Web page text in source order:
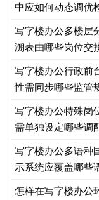
中应如何动态调优
写字楼办公多楼层
溯表由哪些岗位交
写字楼办公行政前
性需同步哪些监管
写字楼办公特殊岗
需单独设定哪些调
写字楼办公多语种
示系统应覆盖哪些
怎样在写字楼办公